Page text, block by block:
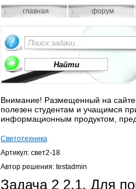
главная форум
Внимание! Размещенный на
полезен студентам и учащимся
информационным продуктом,
Светотехника
Артикул: свет2-18
Автор решения: testadmin
Задача 2 2.1. Для